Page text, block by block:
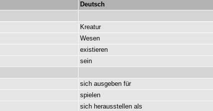
Deutsch
Kreatur
Wesen
existieren
sein
sich ausgeben für
spielen
sich herausstellen als